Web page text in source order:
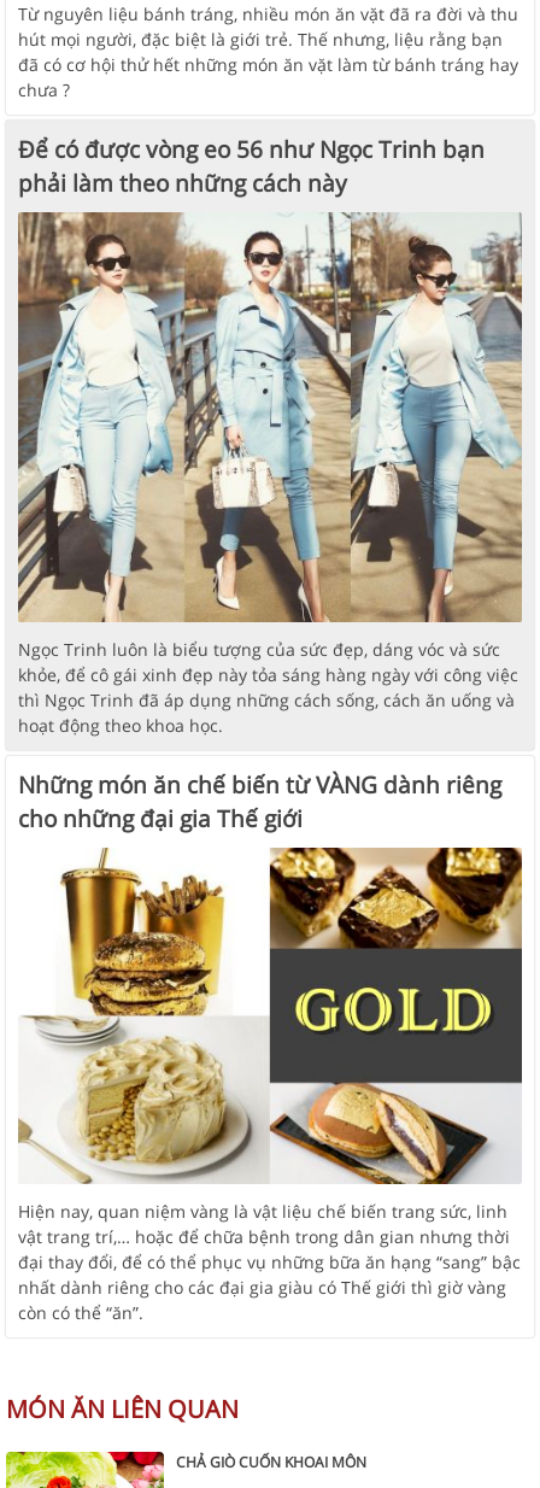
Từ nguyên liệu bánh tráng, nhiều món ăn vặt đã ra đời và thu
hút mọi người, đặc biệt là giới trẻ. Thế nhưng, liệu rằng bạn
đã có cơ hội thử hết những món ăn vặt làm từ bánh tráng hay
chưa ?
Để có được vòng eo 56 như Ngọc Trinh bạn
phải làm theo những cách này
Ngọc Trinh luôn là biểu tượng của sức đẹp, dáng vóc và sức
khỏe, để cô gái xinh đẹp này tỏa sáng hàng ngày với công việc
thì Ngọc Trinh đã áp dụng những cách sống, cách ăn uống và
hoạt động theo khoa học.
Những món ăn chế biến từ VÀNG dành riêng
cho những đại gia Thế giới
Hiện nay, quan niệm vàng là vật liệu chế biến trang sức, linh
vật trang trí,… hoặc để chữa bệnh trong dân gian nhưng thời
đại thay đổi, để có thể phục vụ những bữa ăn hạng “sang” bậc
nhất dành riêng cho các đại gia giàu có Thế giới thì giờ vàng
còn có thể “ăn”.
MÓN ĂN LIÊN QUAN
CHẢ GIÒ CUỐN KHOAI MÔN